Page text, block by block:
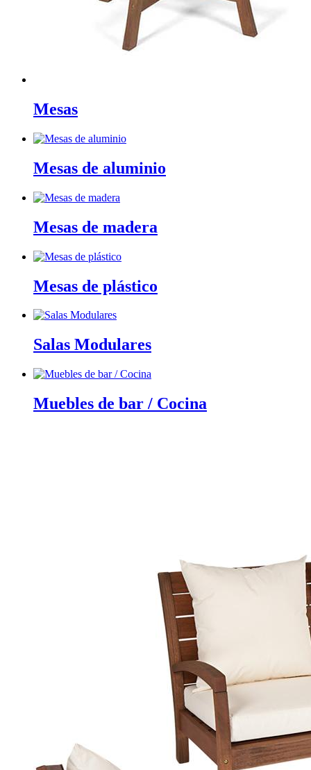
Mesas
Mesas de aluminio
Mesas de madera
Mesas de plástico
Salas Modulares
Muebles de bar / Cocina